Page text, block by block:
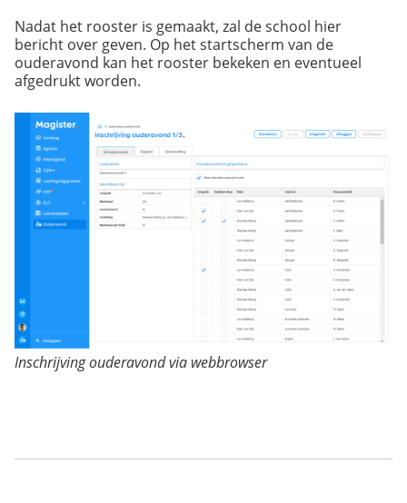
Nadat het rooster is gemaakt, zal de school hier
bericht over geven. Op het startscherm van de
ouderavond kan het rooster bekeken en eventueel
afgedrukt worden.
Inschrijving ouderavond via webbrowser